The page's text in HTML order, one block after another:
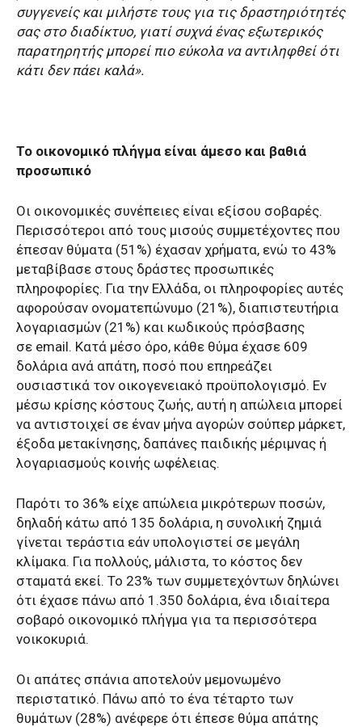
συγγενείς και μιλήστε τους για τις δραστηριότητές
σας στο διαδίκτυο, γιατί συχνά ένας εξωτερικός
παρατηρητής μπορεί πιο εύκολα να αντιληφθεί ότι
κάτι δεν πάει καλά».
Το οικονομικό πλήγμα είναι άμεσο και βαθιά
προσωπικό
Οι οικονομικές συνέπειες είναι εξίσου σοβαρές.
Περισσότεροι από τους μισούς συμμετέχοντες που
έπεσαν θύματα (51%) έχασαν χρήματα, ενώ το 43%
μεταβίβασε στους δράστες προσωπικές
πληροφορίες. Για την Ελλάδα, οι πληροφορίες αυτές
αφορούσαν ονοματεπώνυμο (21%), διαπιστευτήρια
λογαριασμών (21%) και κωδικούς πρόσβασης
σε email. Κατά μέσο όρο, κάθε θύμα έχασε 609
δολάρια ανά απάτη, ποσό που επηρεάζει
ουσιαστικά τον οικογενειακό προϋπολογισμό. Εν
μέσω κρίσης κόστους ζωής, αυτή η απώλεια μπορεί
να αντιστοιχεί σε έναν μήνα αγορών σούπερ μάρκετ,
έξοδα μετακίνησης, δαπάνες παιδικής μέριμνας ή
λογαριασμούς κοινής ωφέλειας.
Παρότι το 36% είχε απώλεια μικρότερων ποσών,
δηλαδή κάτω από 135 δολάρια, η συνολική ζημιά
γίνεται τεράστια εάν υπολογιστεί σε μεγάλη
κλίμακα. Για πολλούς, μάλιστα, το κόστος δεν
σταματά εκεί. Το 23% των συμμετεχόντων δηλώνει
ότι έχασε πάνω από 1.350 δολάρια, ένα ιδιαίτερα
σοβαρό οικονομικό πλήγμα για τα περισσότερα
νοικοκυριά.
Οι απάτες σπάνια αποτελούν μεμονωμένο
περιστατικό. Πάνω από το ένα τέταρτο των
θυμάτων (28%) ανέφερε ότι έπεσε θύμα απάτης